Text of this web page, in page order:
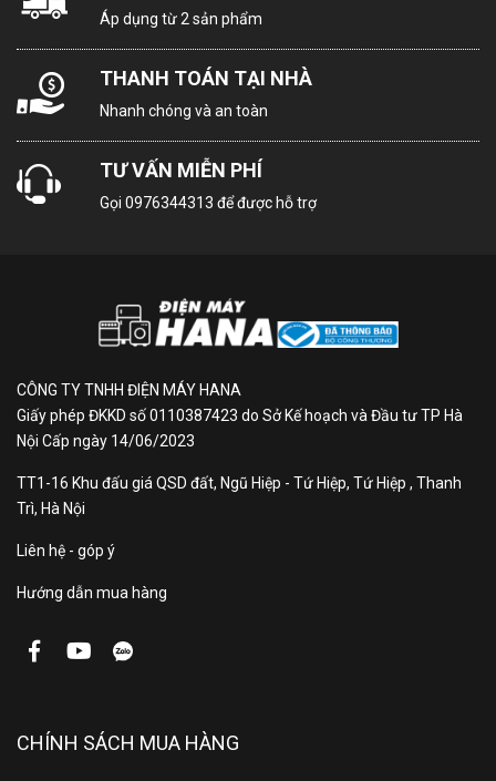
Dàn lạnh bằng đồng nguyên chất giúp cho tủ đông
dẫn nhiệt nhanh hơn, vận hành êm ái và tiết kiệm điện.
CÁNH KÍNH 3 LỚP
Kính của tủ là loại mặt kính 3 lớp hút chân không kết
hợp sử dụng công nghệ sấy kính điện trở âm giúp cho
hợp cho việc quan sát thực phẩm trưng bày trong tủ.
Áp dụng từ 2 sản phẩm
THANH TOÁN TẠI NHÀ
Nhanh chóng và an toàn
TƯ VẤN MIỄN PHÍ
Gọi 0976344313 để được hỗ trợ
CÔNG TY TNHH ĐIỆN MÁY HANA
Giấy phép ĐKKD số 0110387423 do Sở Kế hoạch và Đầu tư TP Hà
Nội Cấp ngày 14/06/2023
TT1-16 Khu đấu giá QSD đất, Ngũ Hiệp - Tứ Hiệp, Tứ Hiệp , Thanh
Trì, Hà Nội
Liên hệ - góp ý
Hướng dẫn mua hàng
CHÍNH SÁCH MUA HÀNG